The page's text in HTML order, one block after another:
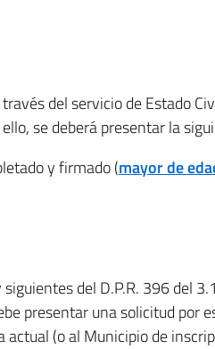
del servicio de Estado
se deberá presentar la
y firmado (mayor de
del D.P.R. 396 del
presentar una solicitud por
(o al Municipio de